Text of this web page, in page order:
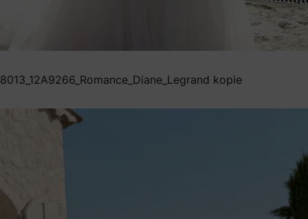
8013_12A9266_Romance_Diane_Legrand kopie